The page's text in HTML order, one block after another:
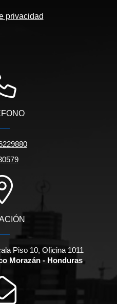
privacidad
Piso 10, Oficina 1011
Morazán - Honduras